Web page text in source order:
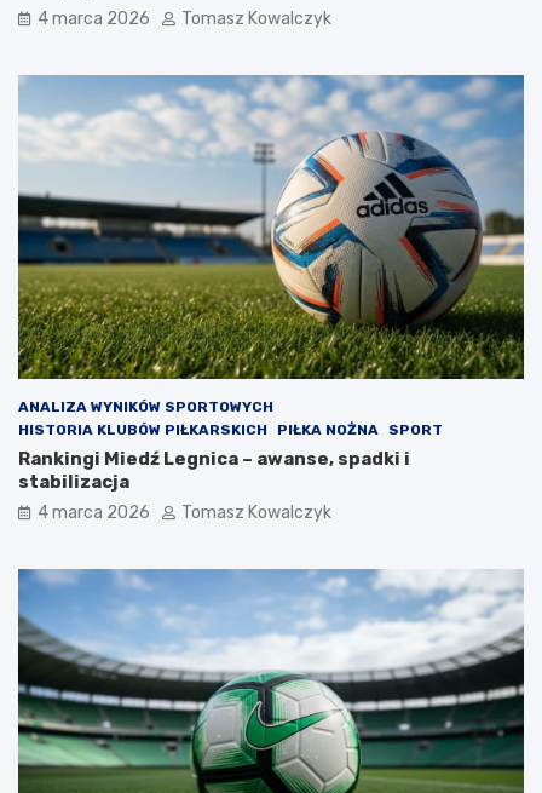
4 marca 2026 Tomasz Kowalczyk
ANALIZA WYNIKÓW SPORTOWYCH
HISTORIA KLUBÓW PIŁKARSKICH
PIŁKA NOŻNA SPORT
Rankingi Miedź Legnica – awanse, spadki i
stabilizacja
4 marca 2026 Tomasz Kowalczyk